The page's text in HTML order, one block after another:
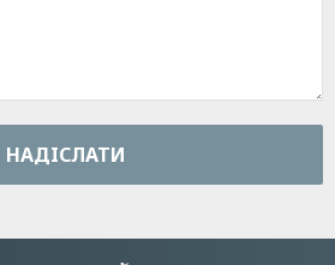
НАДIСЛАТИ